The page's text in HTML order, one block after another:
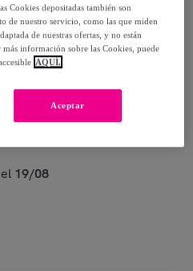
19/08
Cookies depositadas también son
de nuestro servicio, como las que miden
de nuestras ofertas, y no están
más información sobre las Cookies, puede
AQUÍ.
Aceptar